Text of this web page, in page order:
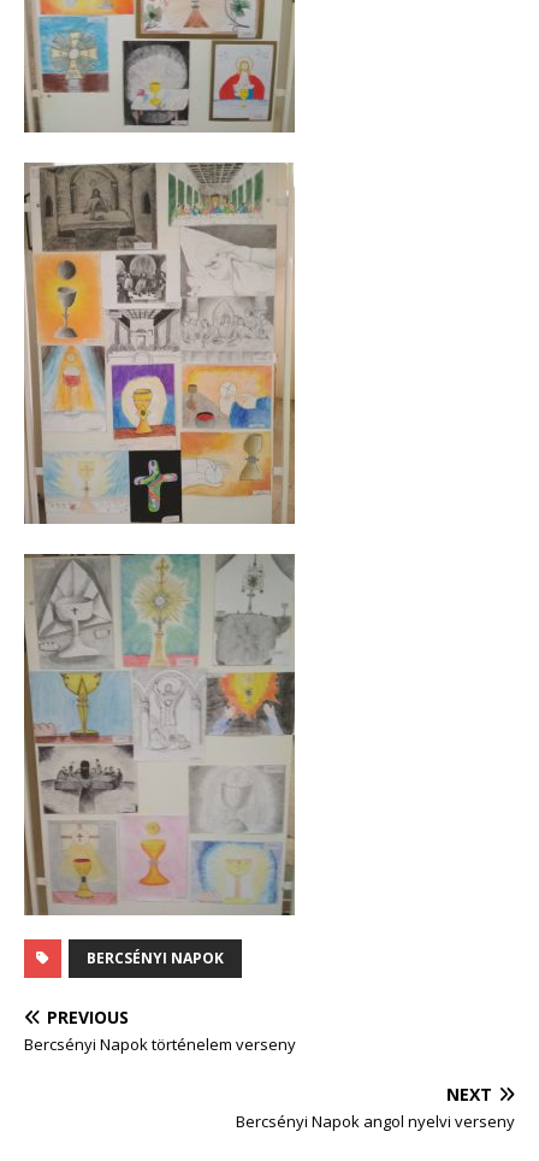
BERCSÉNYI NAPOK
PREVIOUS
Bercsényi Napok történelem verseny
NEXT
Bercsényi Napok angol nyelvi verseny